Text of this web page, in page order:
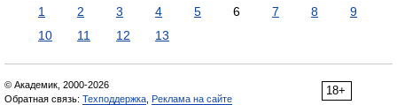
1 2 3 4 5 6 7 8
9
10
11 12 13
18+
© Академик, 2000-2026
Обратная связь: Техподдержка Реклама на сайте